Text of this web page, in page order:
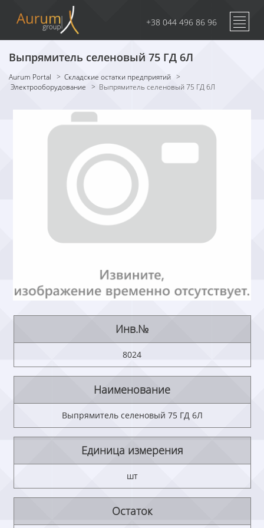
+38 044 496 86 96
Выпрямитель селеновый 75 ГД 6Л
Aurum Portal > Складские остатки предприятий >
Электрооборудование > Выпрямитель селеновый 75 ГД 6Л
Инв.№
8024
Наименование
Выпрямитель селеновый 75 ГД 6Л
Единица измерения
шт
Остаток